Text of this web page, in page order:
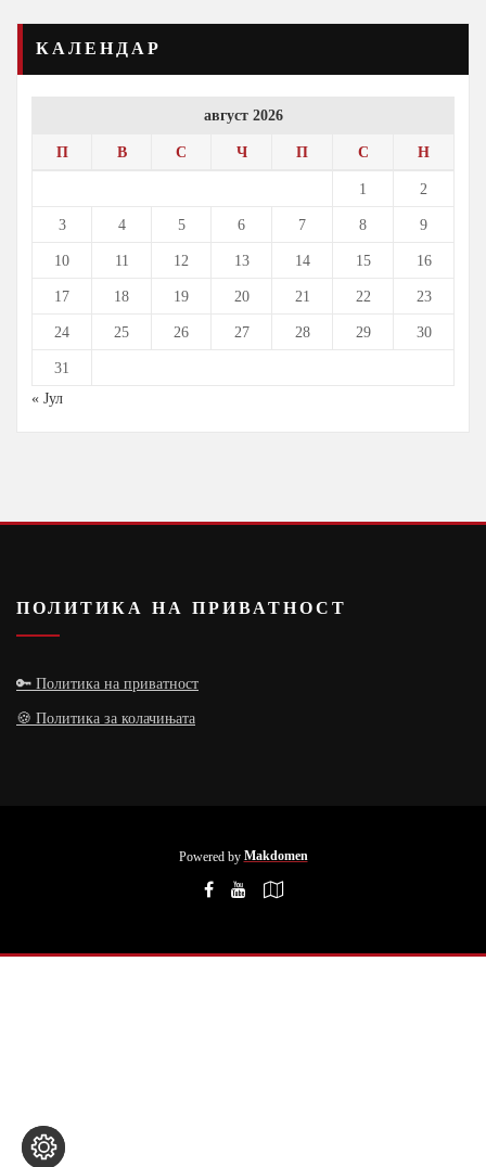
КАЛЕНДАР
август 2026
П В С Ч П С Н
1 2
3 4 5 6 7 8 9
10 11 12 13 14 15 16
17 18 19 20 21 22 23
24 25 26 27 28 29 30
31
« Јул
ПОЛИТИКА НА ПРИВАТНОСТ
🔑 Политика на приватност
🍪 Политика за колачињата
Powered by Makdomen